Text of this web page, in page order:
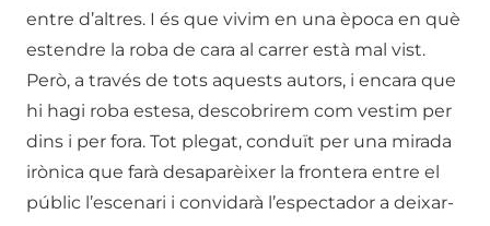
entre d’altres. I és que vivim en una època en què
estendre la roba de cara al carrer està mal vist.
Però, a través de tots aquests autors, i encara que
hi hagi roba estesa, descobrirem com vestim per
dins i per fora. Tot plegat, conduït per una mirada
irònica que farà desaparèixer la frontera entre el
públic l’escenari i convidarà l’espectador a deixar-